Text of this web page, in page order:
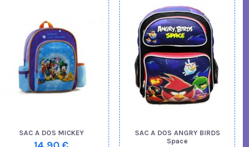
SAC A DOS MICKEY
SAC A DOS ANGRY BIRDS
Space